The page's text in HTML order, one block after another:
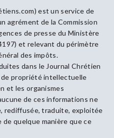
est un service de
agrément de la Commission
de presse du Ministère
et relevant du périmètre
des impôts.
dans le Journal Chrétien
propriété intellectuelle
et les organismes
de ces informations ne
rediffusée, traduite, exploitée
quelque manière que ce